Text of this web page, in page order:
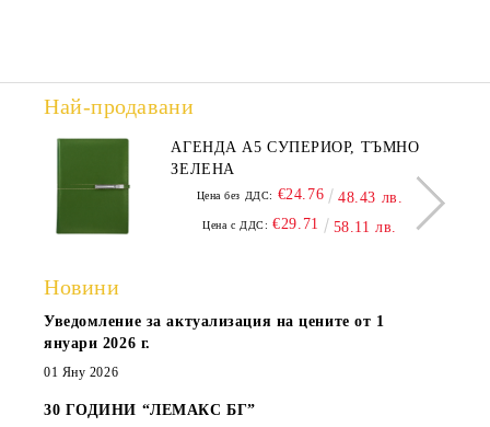
Най-продавани
АГЕНДА А5 СУПЕРИОР, ТЪМНО
ЗЕЛЕНА
Цена без ДДС: €24.76 48.43 лв.
Цена с ДДС: €29.71 58.11 лв.
Новини
Уведомление за актуализация на цените от 1
януари 2026 г.
01 Яну 2026
30 ГОДИНИ “ЛЕМАКС БГ”